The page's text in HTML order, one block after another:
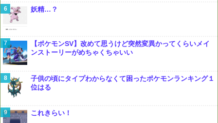
妖精…？
【ポケモンSV】改めて思うけど突然変異かってくらいメイ
ンストーリーがめちゃくちゃいい
子供の頃にタイプわからなくて困ったポケモンランキング１
位はる
これきらい！